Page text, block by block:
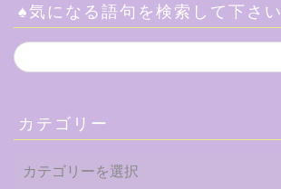
♠気になる語句を検索して下さい
カテゴリー